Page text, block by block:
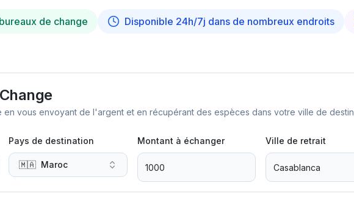
de change Disponible 24h/7j dans de nombreux endroits
en vous envoyant de l'argent et en récupérant des espèces dans votre ville de
Pays de destination
🇲🇦 Maroc
Montant à échanger Ville de retrait